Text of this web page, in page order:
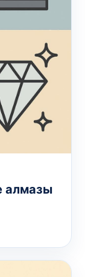
алмазы